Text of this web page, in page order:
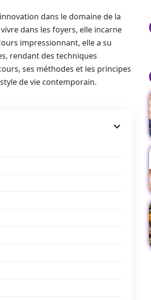
dans le domaine de la
dans les foyers, elle incarne
impressionnant, elle a su
rendant des techniques
ses méthodes et les principes
de vie contemporain.